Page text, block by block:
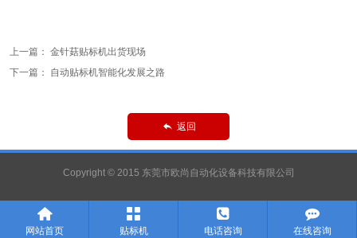
上一篇： 金针菇贴标机出货现场
下一篇： 自动贴标机智能化发展之路
 返回
Copyright © 2015 东莞市欧尚自动化设备科技有限公司

网站首页

贴标机

电话咨询

在线咨询